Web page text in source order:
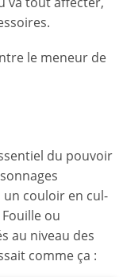
le meneur de
du pouvoir
couloir en cul-
ou
au niveau des
comme ça :